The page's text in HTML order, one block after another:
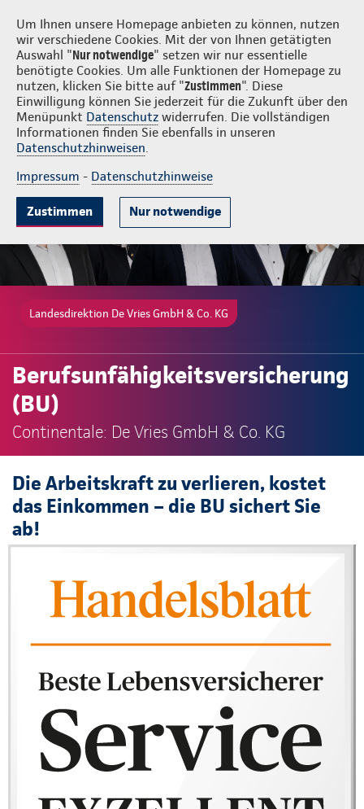
Um Ihnen unsere Homepage anbieten zu können, nutzen
wir verschiedene Cookies. Mit der von Ihnen getätigten
Auswahl "Nur notwendige" setzen wir nur essentielle
benötigte Cookies. Um alle Funktionen der Homepage zu
nutzen, klicken Sie bitte auf "Zustimmen". Diese
Einwilligung können Sie jederzeit für die Zukunft über den
Menüpunkt Datenschutz widerrufen. Die vollständigen
Informationen finden Sie ebenfalls in unseren
Datenschutzhinweisen.
Impressum - Datenschutzhinweise
Zustimmen Nur notwendige
De Vries GmbH & Co. KG Login
Gute Gründe Tarife & Leistungen Wissenswertes Beratung &
Landesdirektion De Vries GmbH & Co. KG
Berufsunfähigkeitsversicherung
(BU)
Continentale: De Vries GmbH & Co. KG
Die Arbeitskraft zu verlieren, kostet
das Einkommen – die BU sichert Sie
ab!